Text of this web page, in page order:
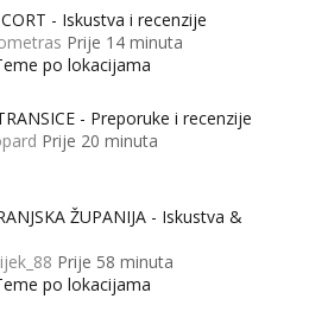
- Iskustva i recenzije
Prije 14 minuta
po lokacijama
- Preporuke i recenzije
Prije 20 minuta
ŽUPANIJA - Iskustva &
Prije 58 minuta
po lokacijama